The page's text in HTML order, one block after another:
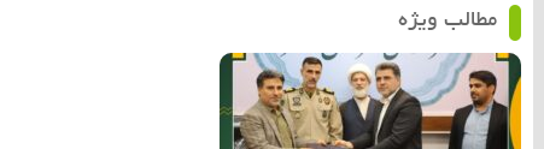
مطالب ویژه